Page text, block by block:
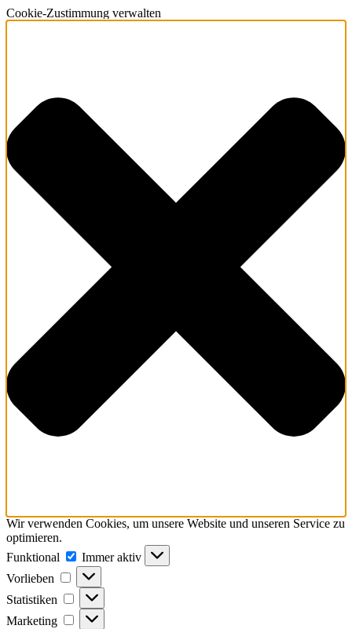
Cookie-Zustimmung verwalten
Wir verwenden Cookies, um unsere Website und unseren Service zu
optimieren.
Funktional
Funktional
Immer aktiv
Vorlieben
Vorlieben
Statistiken Statistiken
Marketing Marketing